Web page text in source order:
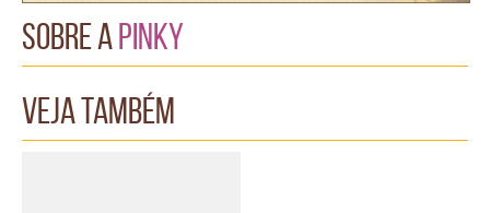
Sobre aPinky
Veja também